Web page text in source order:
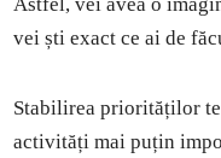
vei ști exact ce ai de
Stabilirea priorităților
activități mai puțin